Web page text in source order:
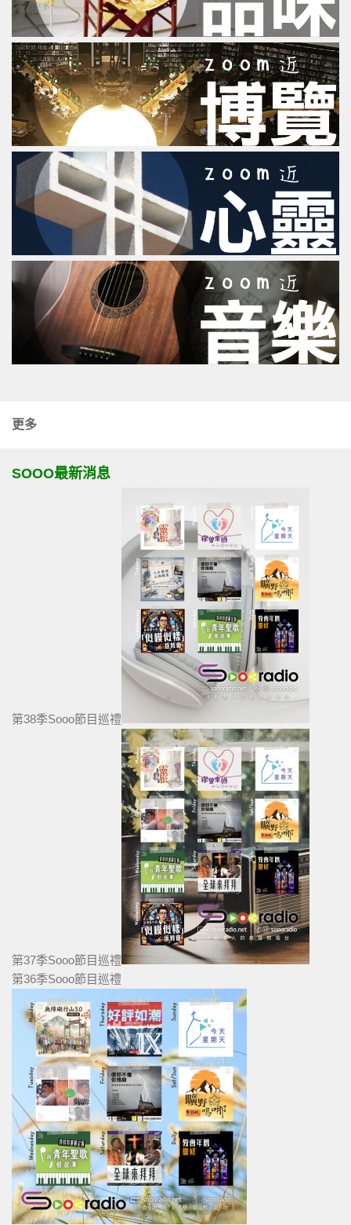
更多
SOOO最新消息
第38季Sooo節目巡禮
第37季Sooo節目巡禮
第36季Sooo節目巡禮